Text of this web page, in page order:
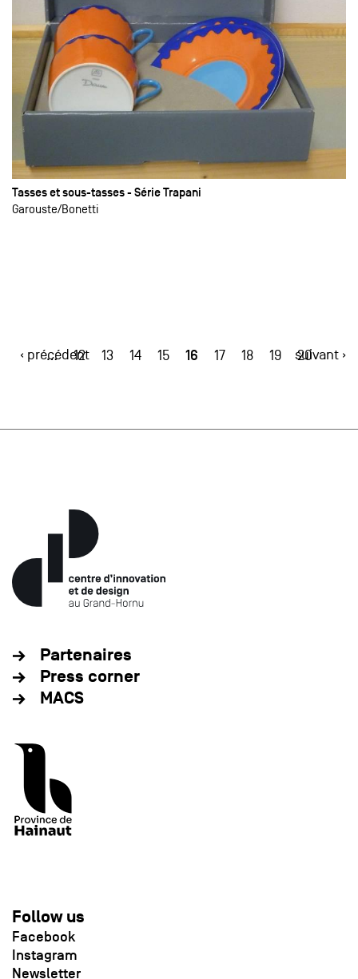
Tasses et sous-tasses - Série Trapani
Garouste Bonetti
‹ précédent
… 12 13 14 15 16 17 18 19 20
suivant ›
Partenaires
Press corner
MACS
Follow us
Facebook
Instagram
Newsletter